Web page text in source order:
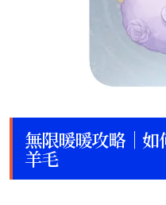
無限暖暖攻略｜
羊毛